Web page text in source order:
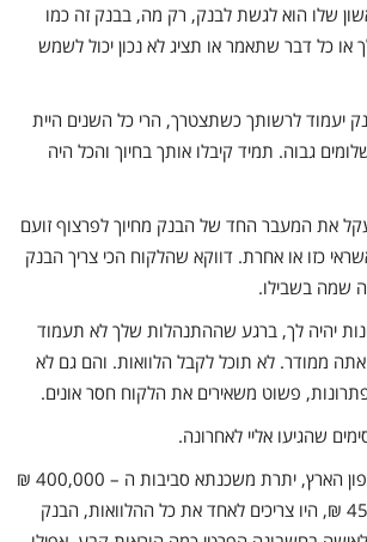
שלו הוא לגשת לבנק, רק מה, בבנק זה כמו
כל דבר שתאמר או תציג לא נכון יכול לשמש
יעמוד לרשותך כשתצטרך, הרי כל השנים היית
גבוה. תמיד קיבלו אותך בחיוך והכל היה
את המעבר החד של הבנק מחיוך לפרצוף זועם
כזו או אחרת. דווקא שהלקוח הכי צריך הבנק
שמה בשבילו.
יהיה לך, ברגע שההתנהלות שלך לא תעמוד
ממודר. לא תוכל לקבל הלוואות. והם גם לא
פשוט משאירים את הלקוח חסר אונים.
שהגיעו אליי לאחרונה.
נכס שווה 1.8 מיליון בצפון הארץ, יתרת משכנתא סביבות ה – 400,000 ₪
והלוואות של כ -450,000 ₪, היו צריכים לאחד את כל ההלוואות, הבנק